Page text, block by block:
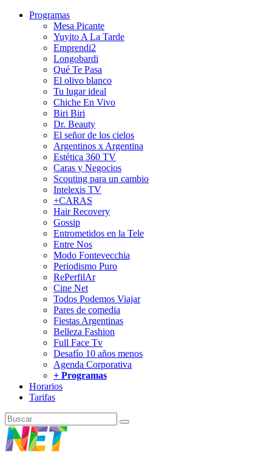
Programas
Mesa Picante
Yuyito A La Tarde
Emprendi2
Longobardi
Qué Te Pasa
El olivo blanco
Tu lugar ideal
Chiche En Vivo
Biri Biri
Dr. Beauty
El señor de los cielos
Argentinos x Argentina
Estética 360 TV
Caras y Negocios
Scouting para un cambio
Intelexis TV
+CARAS
Hair Recovery
Gossip
Entrometidos en la Tele
Entre Nos
Modo Fontevecchia
Periodismo Puro
RePerfilAr
Cine Net
Todos Podemos Viajar
Pares de comedia
Fiestas Argentinas
Belleza Fashion
Full Face Tv
Desafío 10 años menos
Agenda Corporativa
+ Programas
Horarios
Tarifas